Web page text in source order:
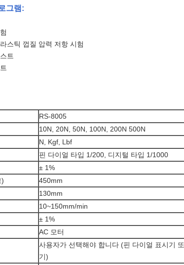
그램:
스틱 껍질 압력 저항 시험
트
RS-8005
10N, 20N, 50N, 100N, 200N 500N
N, Kgf, Lbf
핀 다이얼 타입 1/200, 디지털 타입 1/1000
± 1%
)
450mm
130mm
10~150mm/min
± 1%
AC 모터
사용자가 선택해야 합니다 (핀 다이얼 표시기
기)